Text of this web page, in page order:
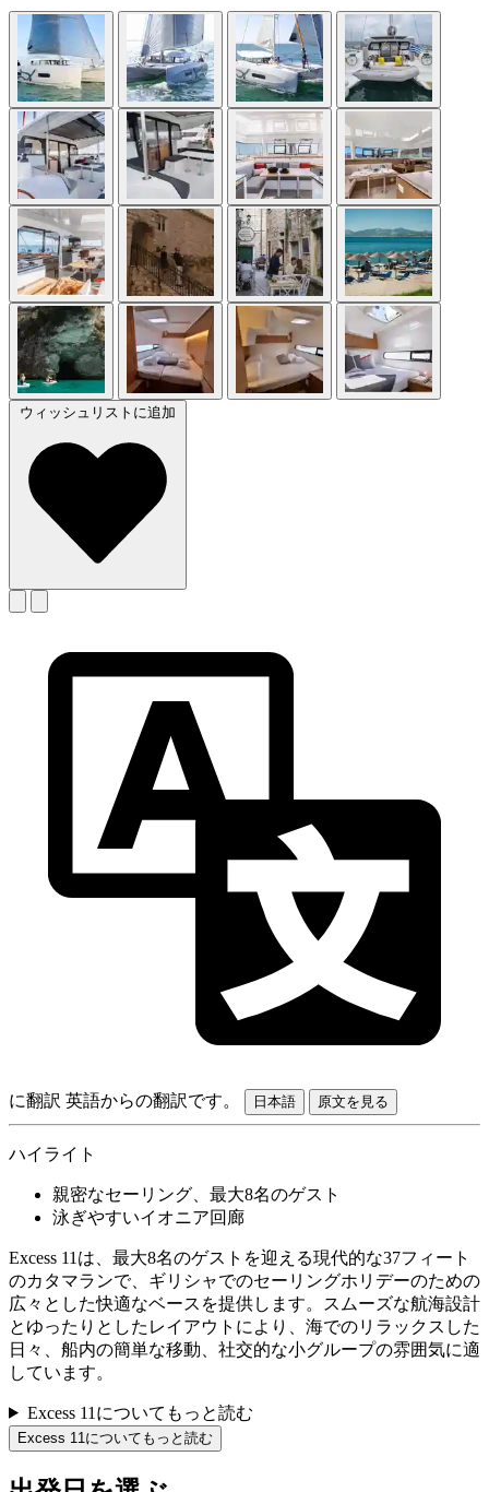
ウィッシュリストに追加
に翻訳 英語からの翻訳です。 日本語 原文を見る
ハイライト
親密なセーリング、最大8名のゲスト
泳ぎやすいイオニア回廊
Excess 11は、最大8名のゲストを迎える現代的な37フィート
のカタマランで、ギリシャでのセーリングホリデーのための
広々とした快適なベースを提供します。スムーズな航海設計
とゆったりとしたレイアウトにより、海でのリラックスした
日々、船内の簡単な移動、社交的な小グループの雰囲気に適
しています。
Excess 11についてもっと読む
Excess 11についてもっと読む